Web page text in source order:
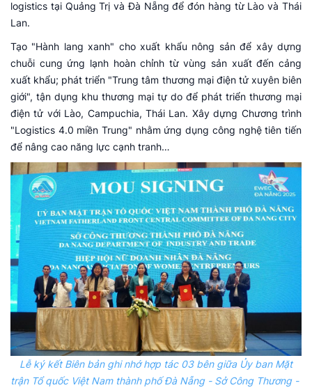
logistics tại Quảng Trị và Đà Nẵng để đón hàng từ Lào và Thái
Lan.
Tạo "Hành lang xanh" cho xuất khẩu nông sản để xây dựng
chuỗi cung ứng lạnh hoàn chỉnh từ vùng sản xuất đến cảng
xuất khẩu; phát triển "Trung tâm thương mại điện tử xuyên biên
giới", tận dụng khu thương mại tự do để phát triển thương mại
điện tử với Lào, Campuchia, Thái Lan. Xây dựng Chương trình
"Logistics 4.0 miền Trung" nhằm ứng dụng công nghệ tiên tiến
để nâng cao năng lực cạnh tranh…
Lễ ký kết Biên bản ghi nhớ hợp tác 03 bên giữa Ủy ban Mặt
trận Tổ quốc Việt Nam thành phố Đà Nẵng - Sở Công Thương -